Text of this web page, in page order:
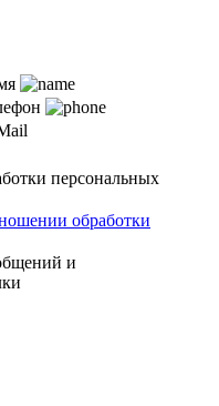
персональных
обработки
и